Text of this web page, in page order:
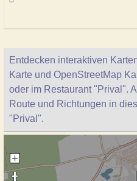
Entdecken interaktiven
Karte und OpenStreetMap
oder im Restaurant "Prival".
Route und Richtungen in
"Prival".